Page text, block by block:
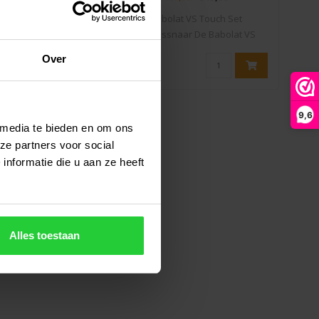
Over
te bieden en om ons
partners voor social
die u aan ze heeft
Alles toestaan
9,6